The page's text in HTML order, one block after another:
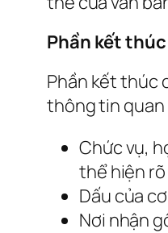
Phần kết
Phần kết thúc
thông tin quan
Chức vụ,
thể hiện rõ
Dấu của
Nơi nhận